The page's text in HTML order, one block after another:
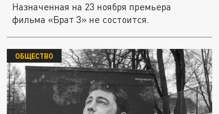
Назначенная на 23 ноября премьера
фильма «Брат 3» не состоится.
ОБЩЕСТВО